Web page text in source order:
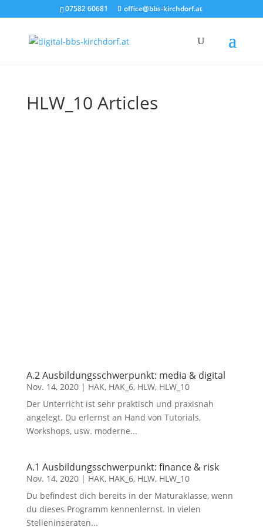
07582 60681 office@bbs-kirchdorf.at
HLW_10 Articles
A.2 Ausbildungsschwerpunkt: media & digital
Nov. 14, 2020| HAK, HAK_6, HLW, HLW_10
Der Unterricht ist sehr praktisch und praxisnah
angelegt. Du erlernst an Hand von Tutorials,
Workshops, usw. moderne...
A.1 Ausbildungsschwerpunkt: finance & risk
Nov. 14, 2020| HAK, HAK_6, HLW, HLW_10
Du befindest dich bereits in der Maturaklasse, wenn
du dieses Programm kennenlernst. In vielen
Stelleninseraten...